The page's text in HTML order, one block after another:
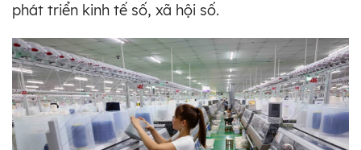
phát triển kinh tế số, xã hội số.